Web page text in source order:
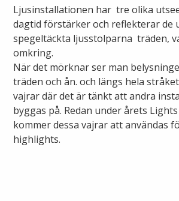
Ljusinstallationen har tre olika
dagtid förstärker och reflekterar de
spegeltäckta ljusstolparna träden,
omkring.
När det mörknar ser man
träden och ån. och längs hela
vajrar där det är tänkt att andra
byggas på. Redan under årets
kommer dessa vajrar att användas
highlights.